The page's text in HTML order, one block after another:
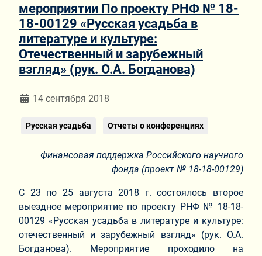
мероприятии По проекту РНФ № 18-
18-00129 «Русская усадьба в
литературе и культуре:
Отечественный и зарубежный
взгляд» (рук. О.А. Богданова)
Информация о материале
14 сентября 2018
Русская усадьба Отчеты о конференциях
Финансовая поддержка Российского научного
фонда (проект № 18-18-00129)
С 23 по 25 августа 2018 г. состоялось второе
выездное мероприятие по проекту РНФ № 18-18-
00129 «Русская усадьба в литературе и культуре:
отечественный и зарубежный взгляд» (рук. О.А.
Богданова). Мероприятие проходило на